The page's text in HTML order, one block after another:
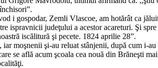
i gospodar, Zemli Vlascoe, am hotărât ca
ispravnicii judeţului a acestor acareturi. Şi
iscălitură şi pecete. 1824 aprilie 28”.
moşnenii şi-au reluat stânjenii, după cum i-
se află acum şcoala cea nouă din Brăneşti